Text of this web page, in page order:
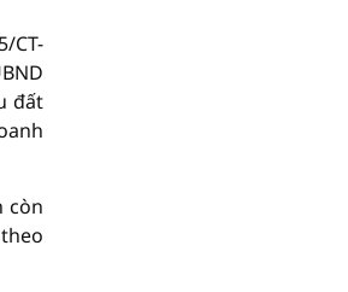
CT-
đất
còn